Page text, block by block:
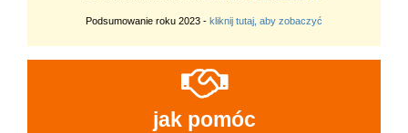
Podsumowanie roku 2023 - kliknij tutaj, aby zobaczyć
jak pomóc